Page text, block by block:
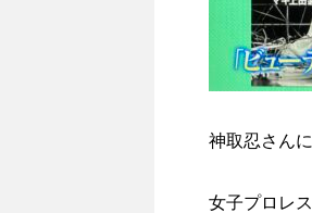
神取忍さん
女子プロレ